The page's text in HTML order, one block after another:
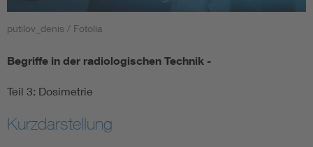
Smart Cities
DKE Fachinformationen im Kontext der Normung
putilov_denis / Fotolia
Begriffe in der radiologischen Technik -
Teil 3: Dosimetrie
Kurzdarstellung